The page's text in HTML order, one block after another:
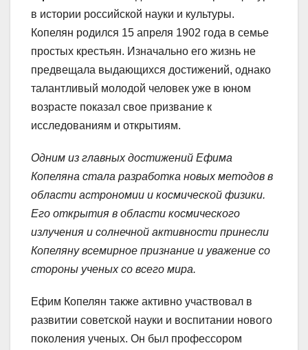
в истории российской науки и культуры.
Копелян родился 15 апреля 1902 года в семье
простых крестьян. Изначально его жизнь не
предвещала выдающихся достижений, однако
талантливый молодой человек уже в юном
возрасте показал свое призвание к
исследованиям и открытиям.
Одним из главных достижений Ефима
Копеляна стала разработка новых методов в
области астрономии и космической физики.
Его открытия в области космического
излучения и солнечной активности принесли
Копеляну всемирное признание и уважение со
стороны ученых со всего мира.
Ефим Копелян также активно участвовал в
развитии советской науки и воспитании нового
поколения ученых. Он был профессором